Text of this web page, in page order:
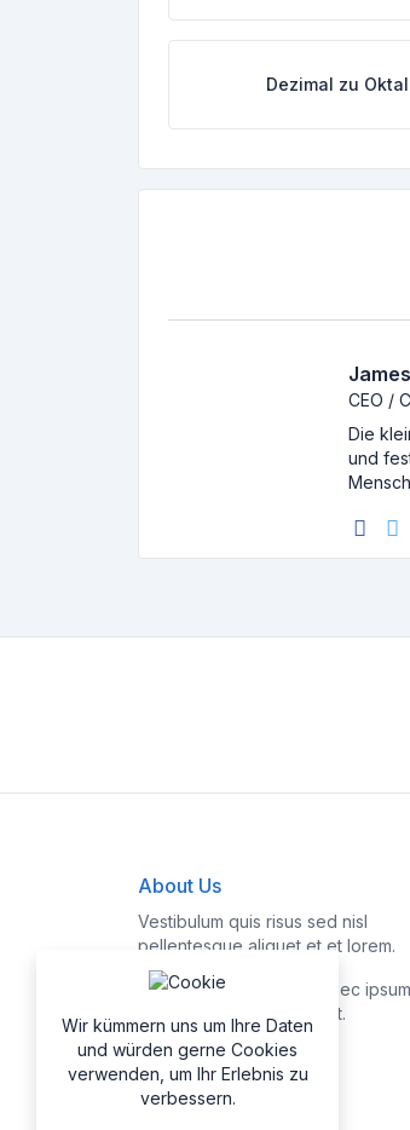
Dezimal zu Oktal
CEO /
Die
und
About Us
Vestibulum quis risus sed nisl
pellentesque aliquet et et lorem.
Fusce nibh nisl, gravida nec
feugiat condimentum velit.
Wir kümmern uns um Ihre Daten
und würden gerne Cookies
verwenden, um Ihr Erlebnis zu
verbessern.